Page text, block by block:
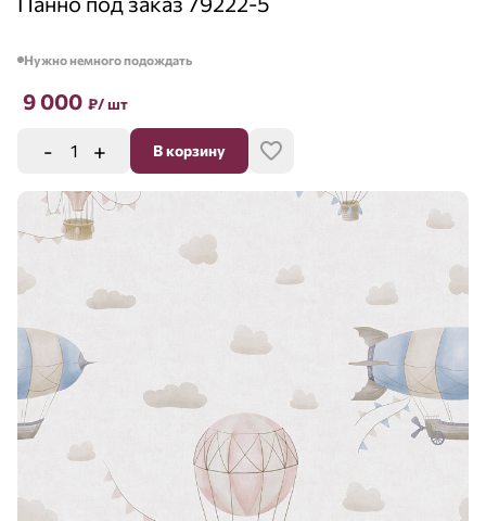
Нужно немного подождать
9 000 ₽/ шт
- + В корзину